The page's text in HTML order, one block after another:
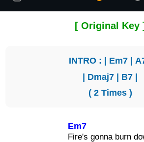
[ Original Key
INTRO : | Em7 |
| Dmaj7 | B7 |
( 2 Times )
Fi
Em7
re's gonna burn